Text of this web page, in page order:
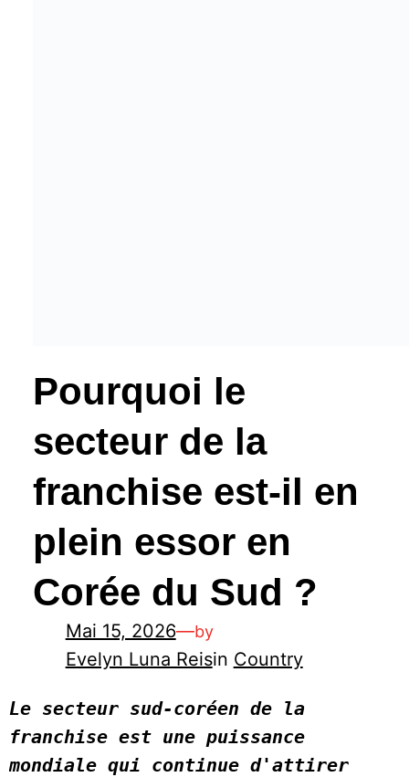
Pourquoi le
secteur de la
franchise est-il en
plein essor en
Corée du Sud ?
Mai 15, 2026—by
Evelyn Luna Reisin Country
Le secteur sud-coréen de la
franchise est une puissance
mondiale qui continue d'attirer